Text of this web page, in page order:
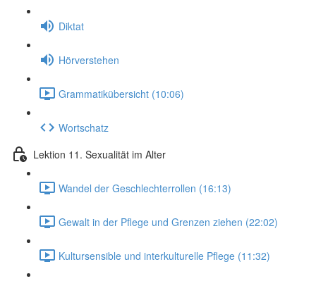
Diktat
Hörverstehen
Grammatikübersicht (10:06)
Wortschatz
Lektion 11. Sexualität im Alter
Wandel der Geschlechterrollen (16:13)
Gewalt in der Pflege und Grenzen ziehen (22:02)
Kultursensible und interkulturelle Pflege (11:32)